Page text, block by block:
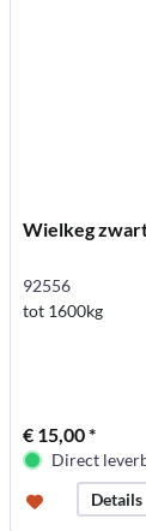
Wielkeg
92556
tot 1600kg
€ 15,00 *
Direct
Details